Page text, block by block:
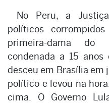
No Peru, a
políticos
primeira-dama do
condenada a 15
desceu em Brasília em
político e levou na
cima. O Governo